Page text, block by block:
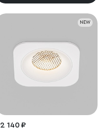
NEW
2 140 ₽